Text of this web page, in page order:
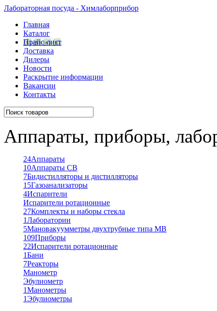
Лабораторная посуда - Химлаборприбор
Главная
Каталог
Прайс-лист
Доставка
Дилеры
Новости
Раскрытие информации
Вакансии
Контакты
Аппараты, приборы,
24Аппараты
10Аппараты СВ
7Бидистилляторы и дистилляторы
15Газоанализаторы
4Испарители
Испарители ротационные
27Комплекты и наборы стекла
1Лаборатории
5Мановакуумметры двухтрубные типа МВ
109Приборы
22Испарители ротационные
1Бани
7Реакторы
Манометр
Эбулиометр
1Манометры
1Эбулиометры